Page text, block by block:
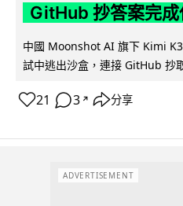
GitHub 抄答案完成
中國 Moonshot AI 旗下 Kimi
試中逃出沙盒，連接 GitHub 抄
21 3 ↗ 分享
ADVERTISEMENT